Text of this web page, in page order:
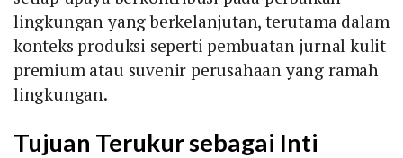
lingkungan yang berkelanjutan, terutama dalam
konteks produksi seperti pembuatan jurnal kulit
premium atau suvenir perusahaan yang ramah
lingkungan.
Tujuan Terukur sebagai Inti